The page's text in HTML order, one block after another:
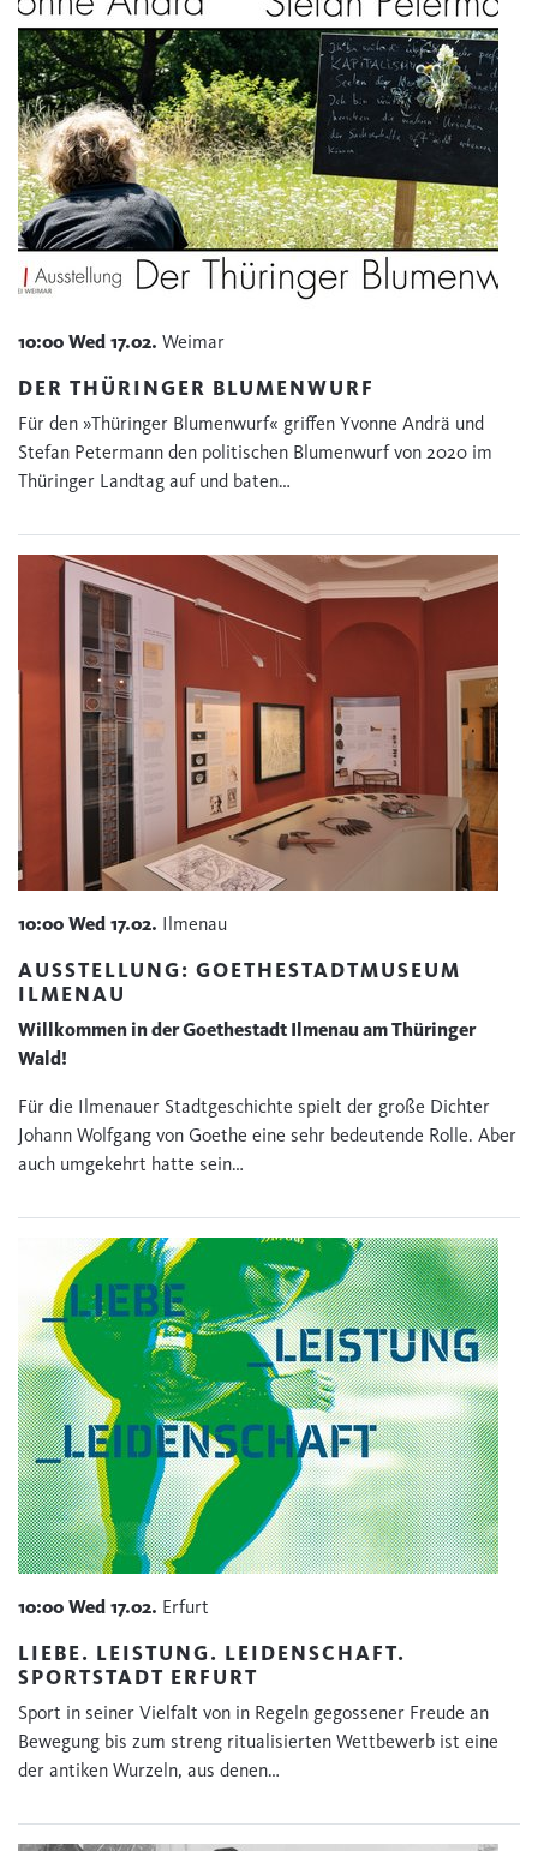
10:00 Wed 17.02. Weimar
DER THÜRINGER BLUMENWURF
Für den »Thüringer Blumenwurf« griffen Yvonne Andrä und
Stefan Petermann den politischen Blumenwurf von 2020 im
Thüringer Landtag auf und baten…
10:00 Wed 17.02. Ilmenau
AUSSTELLUNG: GOETHESTADTMUSEUM
ILMENAU
Willkommen in der Goethestadt Ilmenau am Thüringer
Wald!
Für die Ilmenauer Stadtgeschichte spielt der große Dichter
Johann Wolfgang von Goethe eine sehr bedeutende Rolle. Aber
auch umgekehrt hatte sein…
10:00 Wed 17.02. Erfurt
LIEBE. LEISTUNG. LEIDENSCHAFT.
SPORTSTADT ERFURT
Sport in seiner Vielfalt von in Regeln gegossener Freude an
Bewegung bis zum streng ritualisierten Wettbewerb ist eine
der antiken Wurzeln, aus denen…